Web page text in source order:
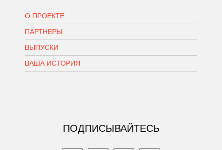
О ПРОЕКТЕ
ПАРТНЕРЫ
ВЫПУСКИ
ВАША ИСТОРИЯ
ПОДПИСЫВАЙТЕСЬ